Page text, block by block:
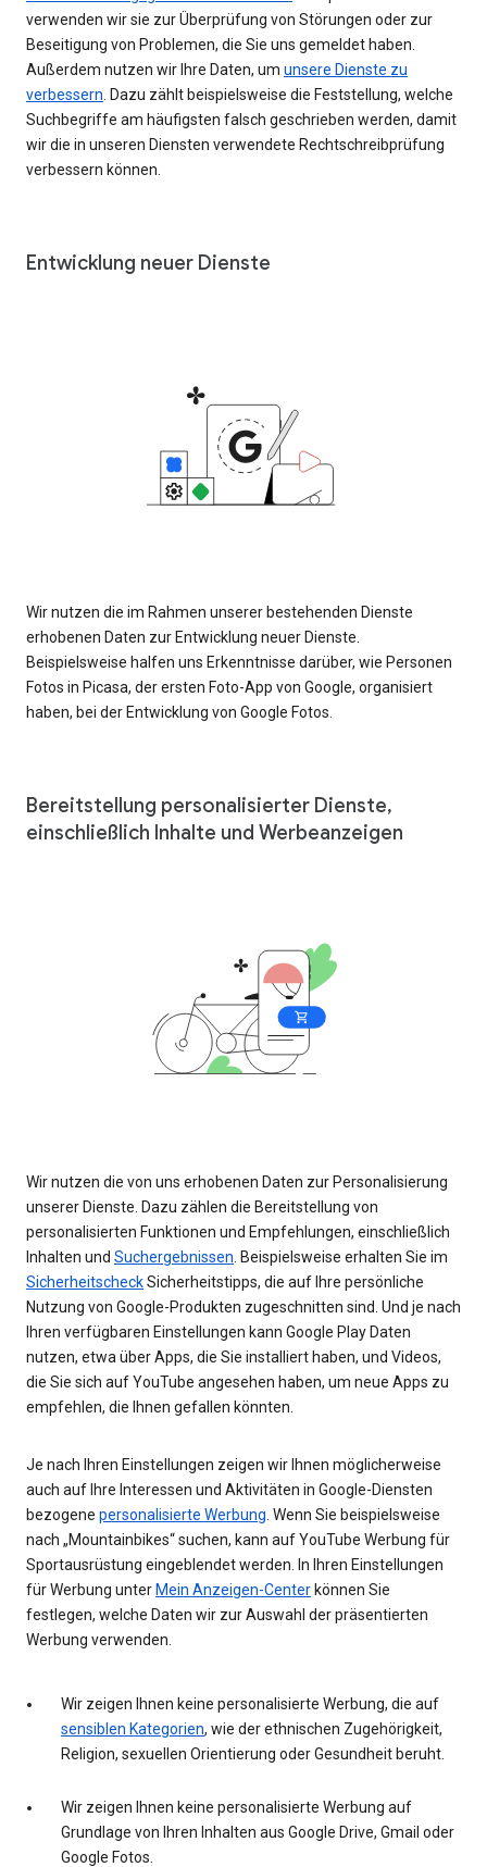
verwenden wir sie zur Überprüfung von Störungen oder zur
Beseitigung von Problemen, die Sie uns gemeldet haben.
Außerdem nutzen wir Ihre Daten, um unsere Dienste zu
verbessern . Dazu zählt beispielsweise die Feststellung, welche
Suchbegriffe am häufigsten falsch geschrieben werden, damit
wir die in unseren Diensten verwendete Rechtschreibprüfung
verbessern können.
Entwicklung neuer Dienste
Wir nutzen die im Rahmen unserer bestehenden Dienste
erhobenen Daten zur Entwicklung neuer Dienste.
Beispielsweise halfen uns Erkenntnisse darüber, wie Personen
Fotos in Picasa, der ersten Foto-App von Google, organisiert
haben, bei der Entwicklung von Google Fotos.
Bereitstellung personalisierter Dienste,
einschließlich Inhalte und Werbeanzeigen
Wir nutzen die von uns erhobenen Daten zur Personalisierung
unserer Dienste. Dazu zählen die Bereitstellung von
personalisierten Funktionen und Empfehlungen, einschließlich
Inhalten und Suchergebnissen . Beispielsweise erhalten Sie im
SicherheitscheckSicherheitstipps, die auf Ihre persönliche
Nutzung von Google-Produkten zugeschnitten sind. Und je nach
Ihren verfügbaren Einstellungen kann Google Play Daten
nutzen, etwa über Apps, die Sie installiert haben, und Videos,
die Sie sich auf YouTube angesehen haben, um neue Apps zu
empfehlen, die Ihnen gefallen könnten.
Je nach Ihren Einstellungen zeigen wir Ihnen möglicherweise
auch auf Ihre Interessen und Aktivitäten in Google-Diensten
bezogene personalisierte Werbung . Wenn Sie beispielsweise
nach „Mountainbikes“ suchen, kann auf YouTube Werbung für
Sportausrüstung eingeblendet werden. In Ihren Einstellungen
für Werbung unterMein Anzeigen-Centerkönnen Sie
festlegen, welche Daten wir zur Auswahl der präsentierten
Werbung verwenden.
Wir zeigen Ihnen keine personalisierte Werbung, die auf
sensiblen Kategorien, wie der ethnischen Zugehörigkeit,
Religion, sexuellen Orientierung oder Gesundheit beruht.
Wir zeigen Ihnen keine personalisierte Werbung auf
Grundlage von Ihren Inhalten aus Google Drive, Gmail oder
Google Fotos.